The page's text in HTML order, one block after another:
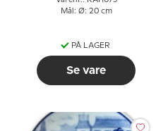
Mål: Ø: 20 cm
PÅ LAGER
Se vare